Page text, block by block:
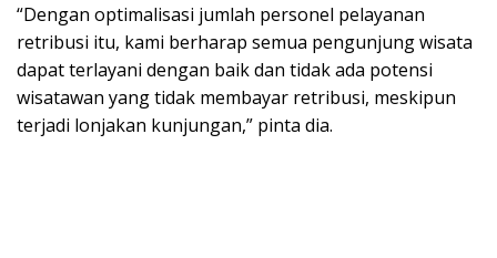
“Dengan optimalisasi jumlah personel pelayanan
retribusi itu, kami berharap semua pengunjung wisata
dapat terlayani dengan baik dan tidak ada potensi
wisatawan yang tidak membayar retribusi, meskipun
terjadi lonjakan kunjungan,” pinta dia.